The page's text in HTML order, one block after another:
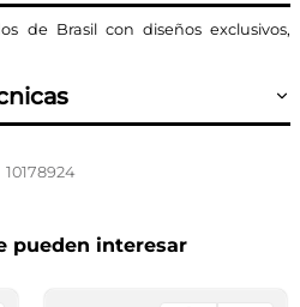
de Brasil con diseños exclusivos,
10178924
pueden interesar